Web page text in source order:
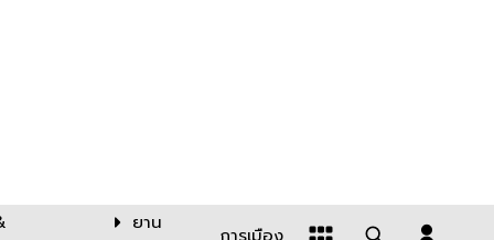
ยาน